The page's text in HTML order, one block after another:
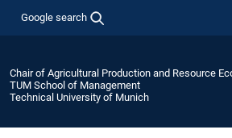
Google search
Chair of Agricultural Production and Resource
TUM School of Management
Technical University of Munich